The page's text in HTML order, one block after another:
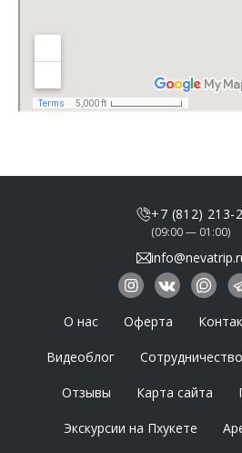
+7 (812) 213-
(09:00 — 01:00)
О нас Оферта
Видеоблог Сотрудничество
Отзывы Карта сайта
Экскурсии на Пхукете